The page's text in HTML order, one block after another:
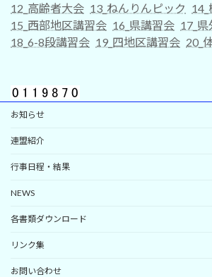
12_高齢者大会 13_ねんりんピック
15_西部地区講習会 16_県講習会 17_
18_6-8段講習会 19_四地区講習会 20_
お知らせ
連盟紹介
行事日程・結果
NEWS
各書類ダウンロード
リンク集
お問い合わせ